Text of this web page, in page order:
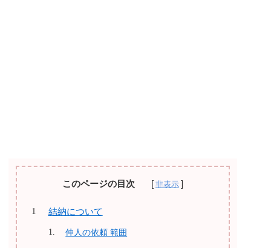
このページの目次
結納について
仲人の依頼 範囲